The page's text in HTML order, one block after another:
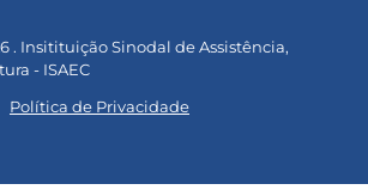
. Insitituição Sinodal de Assistência,
- ISAEC
Política de Privacidade